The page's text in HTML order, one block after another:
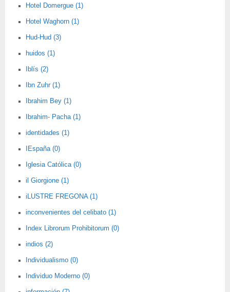
Hotel Domergue (1)
Hotel Waghorn (1)
Hud-Hud (3)
huidos (1)
Iblís (2)
Ibn Zuhr (1)
Ibrahim Bey (1)
Ibrahim- Pacha (1)
identidades (1)
IEspaña (0)
Iglesia Católica (0)
il Giorgione (1)
iLUSTRE FREGONA (1)
inconvenientes del celibato (1)
Index Librorum Prohibitorum (0)
indios (2)
Individualismo (0)
Individuo Moderno (0)